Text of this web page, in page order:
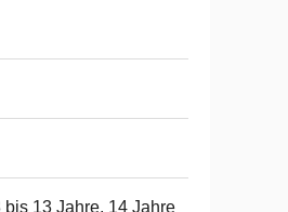
13 Jahre, 14 Jahre